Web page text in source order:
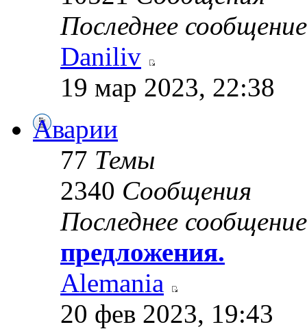
Последнее сообщение
Daniliv
19 мар 2023, 22:38
Аварии
77 Темы
2340 Сообщения
Последнее сообщение
предложения.
Alemania
20 фев 2023, 19:43